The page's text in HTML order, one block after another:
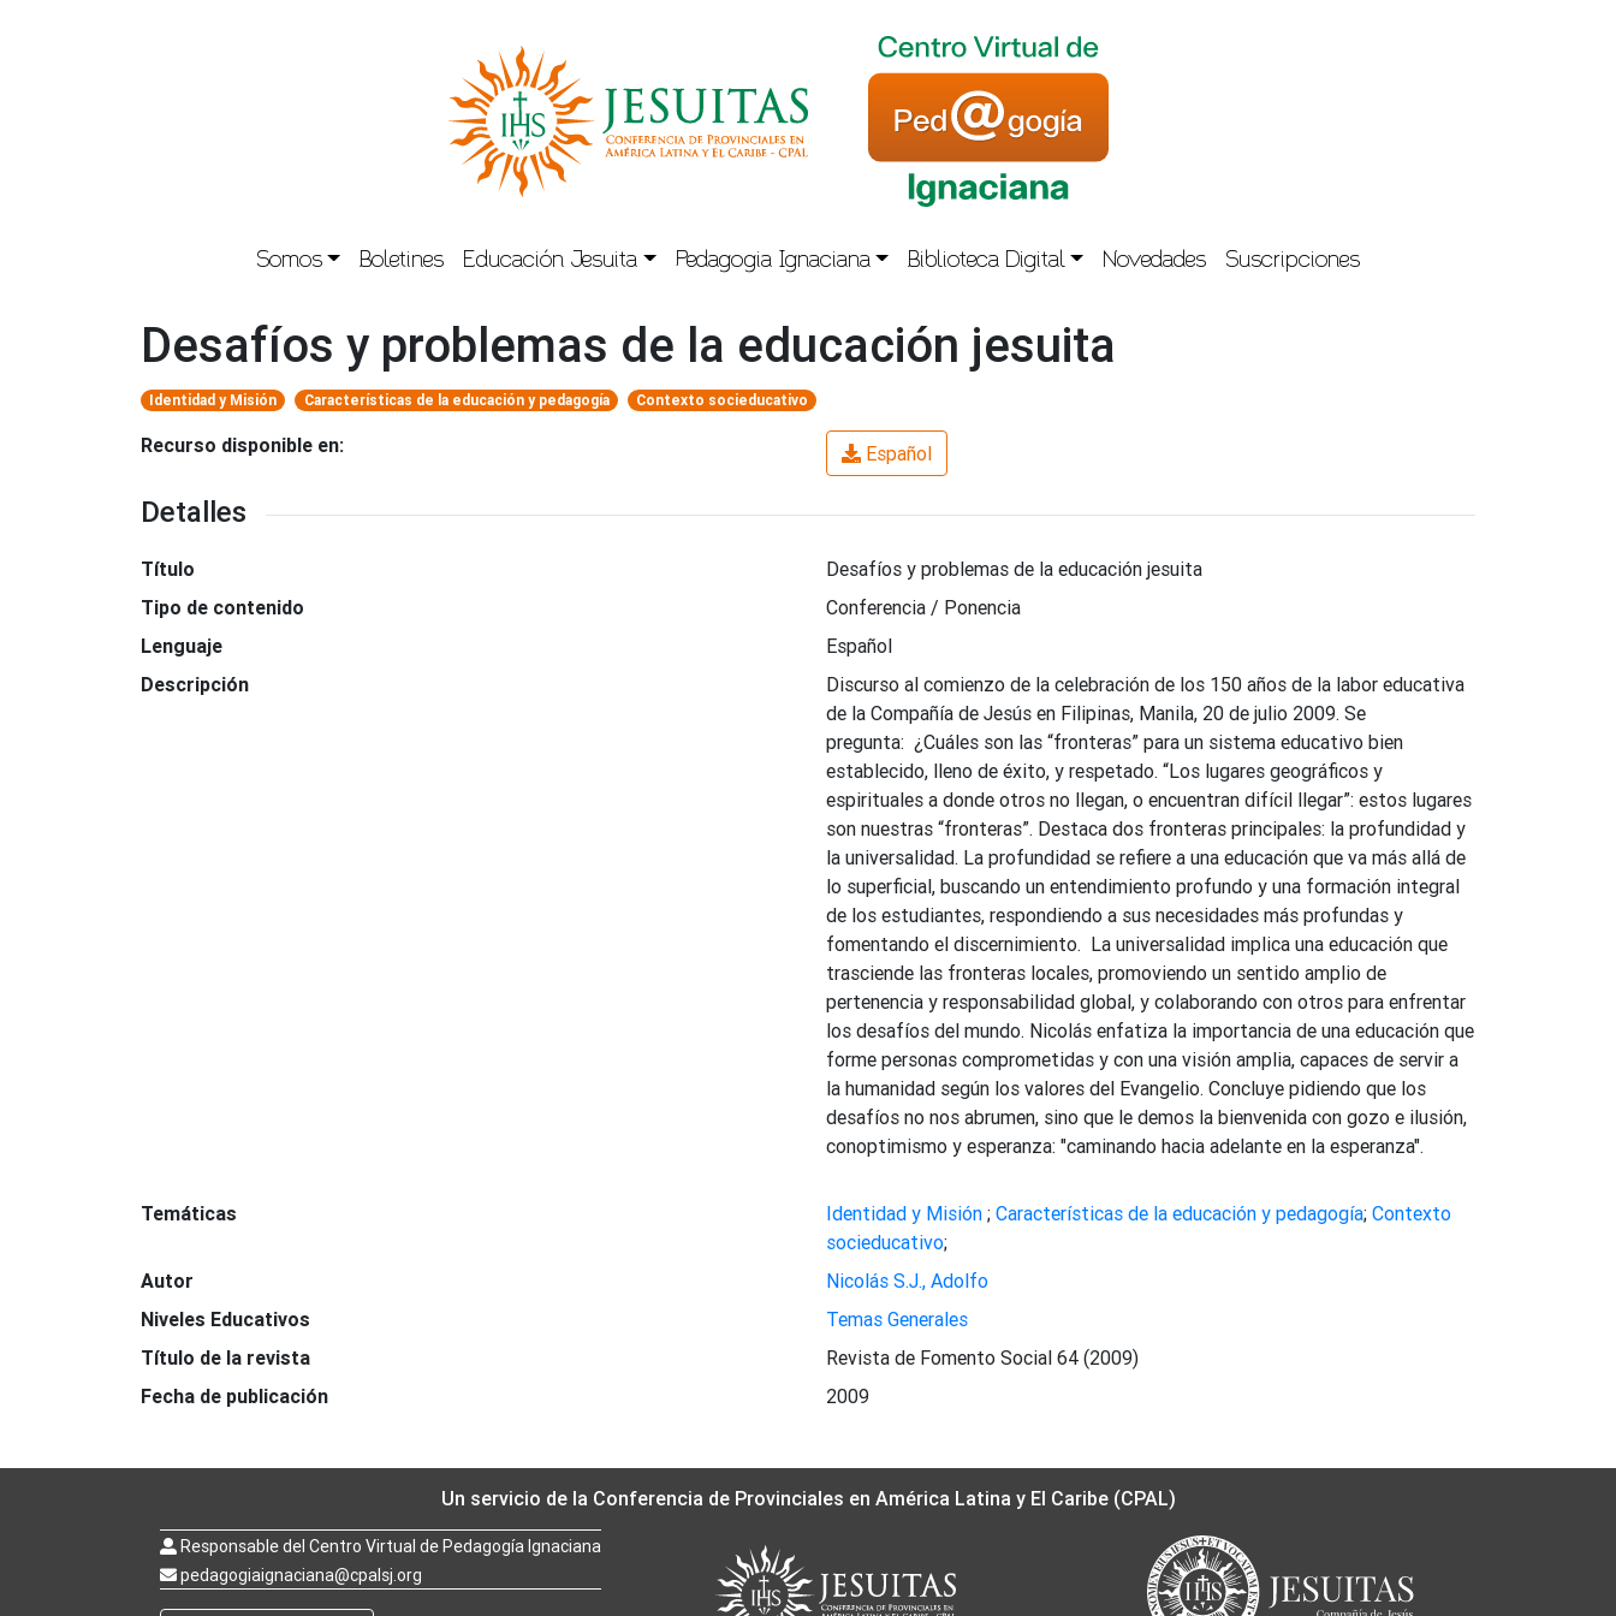
Somos Boletines Educación Jesuita Pedagogia Ignaciana Biblioteca Digital Novedades Suscripciones
Desafíos y problemas de la educación jesuita
Identidad y Misión Características de la educación y pedagogía Contexto socieducativo
Recurso disponible en: Español
Detalles
Título
Desafíos y problemas de la educación jesuita
Tipo de contenido
Conferencia / Ponencia
Lenguaje
Español
Descripción
Discurso al comienzo de la celebración de los 150 años de la labor educativa
de la Compañía de Jesús en Filipinas, Manila, 20 de julio 2009. Se
pregunta: ¿Cuáles son las “fronteras” para un sistema educativo bien
establecido, lleno de éxito, y respetado. “Los lugares geográficos y
espirituales a donde otros no llegan, o encuentran difícil llegar”: estos lugares
son nuestras “fronteras”. Destaca dos fronteras principales: la profundidad y
la universalidad. La profundidad se refiere a una educación que va más allá de
lo superficial, buscando un entendimiento profundo y una formación integral
de los estudiantes, respondiendo a sus necesidades más profundas y
fomentando el discernimiento. ​ La universalidad implica una educación que
trasciende las fronteras locales, promoviendo un sentido amplio de
pertenencia y responsabilidad global, y colaborando con otros para enfrentar
los desafíos del mundo. Nicolás enfatiza la importancia de una educación que
forme personas comprometidas y con una visión amplia, capaces de servir a
la humanidad según los valores del Evangelio. Concluye pidiendo que los
desafíos no nos abrumen, sino que le demos la bienvenida con gozo e ilusión,
conoptimismo y esperanza: "caminando hacia adelante en la esperanza".
Temáticas Identidad y Misión ; Características de la educación y pedagogía; Contexto
socieducativo;
Autor
Nicolás S.J., Adolfo
Niveles Educativos
Temas Generales
Título de la revista
Revista de Fomento Social 64 (2009)
Fecha de publicación
2009
Un servicio de la Conferencia de Provinciales en América Latina y El Caribe (CPAL)
Responsable del Centro Virtual de Pedagogía Ignaciana
pedagogiaignaciana@cpalsj.org